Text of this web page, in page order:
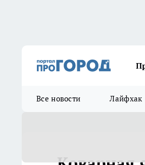
Все новости Лайфхак